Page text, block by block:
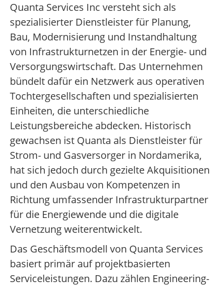
Quanta Services Inc versteht sich als
spezialisierter Dienstleister für Planung,
Bau, Modernisierung und Instandhaltung
von Infrastrukturnetzen in der Energie- und
Versorgungswirtschaft. Das Unternehmen
bündelt dafür ein Netzwerk aus operativen
Tochtergesellschaften und spezialisierten
Einheiten, die unterschiedliche
Leistungsbereiche abdecken. Historisch
gewachsen ist Quanta als Dienstleister für
Strom- und Gasversorger in Nordamerika,
hat sich jedoch durch gezielte Akquisitionen
und den Ausbau von Kompetenzen in
Richtung umfassender Infrastrukturpartner
für die Energiewende und die digitale
Vernetzung weiterentwickelt.
Das Geschäftsmodell von Quanta Services
basiert primär auf projektbasierten
Serviceleistungen. Dazu zählen Engineering-